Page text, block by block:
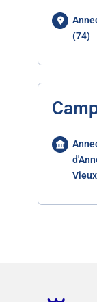
(74)
Vieux